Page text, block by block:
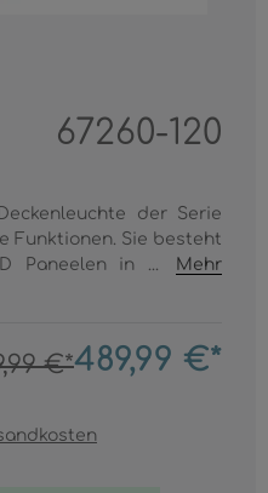
67260-120
der Serie
Funktionen. Sie besteht
Paneelen in ...
Mehr
€*489,99 €*